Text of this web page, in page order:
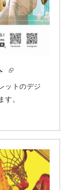
ットのデジ
す。